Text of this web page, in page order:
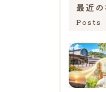
最近
Posts